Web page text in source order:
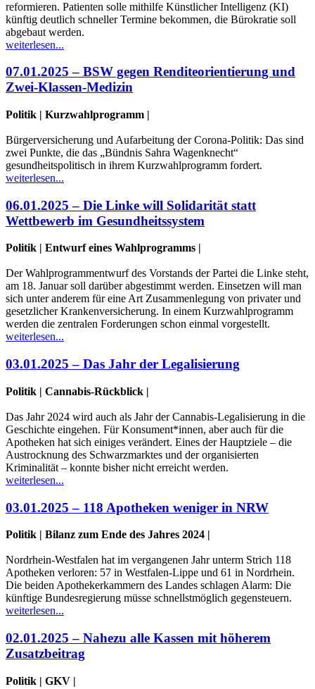
reformieren. Patienten solle mithilfe Künstlicher Intelligenz (KI)
künftig deutlich schneller Termine bekommen, die Bürokratie soll
abgebaut werden.
weiterlesen...
07.01.2025 – BSW gegen Renditeorientierung und
Zwei-Klassen-Medizin
Politik | Kurzwahlprogramm |
Bürgerversicherung und Aufarbeitung der Corona-Politik: Das sind
zwei Punkte, die das „Bündnis Sahra Wagenknecht“
gesundheitspolitisch in ihrem Kurzwahlprogramm fordert.
weiterlesen...
06.01.2025 – Die Linke will Solidarität statt
Wettbewerb im Gesundheitssystem
Politik | Entwurf eines Wahlprogramms |
Der Wahlprogrammentwurf des Vorstands der Partei die Linke steht,
am 18. Januar soll darüber abgestimmt werden. Einsetzen will man
sich unter anderem für eine Art Zusammenlegung von privater und
gesetzlicher Krankenversicherung. In einem Kurzwahlprogramm
werden die zentralen Forderungen schon einmal vorgestellt.
weiterlesen...
03.01.2025 – Das Jahr der Legalisierung
Politik | Cannabis-Rückblick |
Das Jahr 2024 wird auch als Jahr der Cannabis-Legalisierung in die
Geschichte eingehen. Für Konsument*innen, aber auch für die
Apotheken hat sich einiges verändert. Eines der Hauptziele – die
Austrocknung des Schwarzmarktes und der organisierten
Kriminalität – konnte bisher nicht erreicht werden.
weiterlesen...
03.01.2025 – 118 Apotheken weniger in NRW
Politik | Bilanz zum Ende des Jahres 2024 |
Nordrhein-Westfalen hat im vergangenen Jahr unterm Strich 118
Apotheken verloren: 57 in Westfalen-Lippe und 61 in Nordrhein.
Die beiden Apothekerkammern des Landes schlagen Alarm: Die
künftige Bundesregierung müsse schnellstmöglich gegensteuern.
weiterlesen...
02.01.2025 – Nahezu alle Kassen mit höherem
Zusatzbeitrag
Politik | GKV |